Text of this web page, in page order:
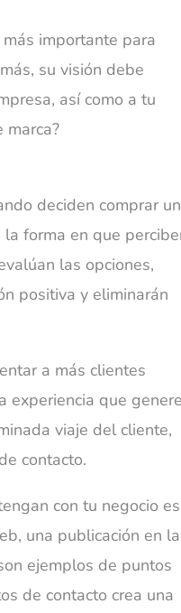
importante para
su visión debe
así como a tu
marca?
deciden comprar un
la forma en que
las opciones,
positiva y eliminarán
a más clientes
experiencia que genere
viaje del cliente,
contacto.
con tu negocio es
una publicación en
ejemplos de puntos
de contacto crea una